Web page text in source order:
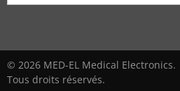
© 2026 MED-EL Medical Electronics.
Tous droits réservés.